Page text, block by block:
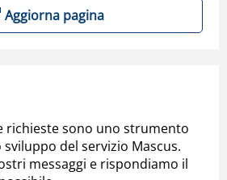
Aggiorna pagina
richieste sono uno strumento
del servizio Mascus.
messaggi e rispondiamo il